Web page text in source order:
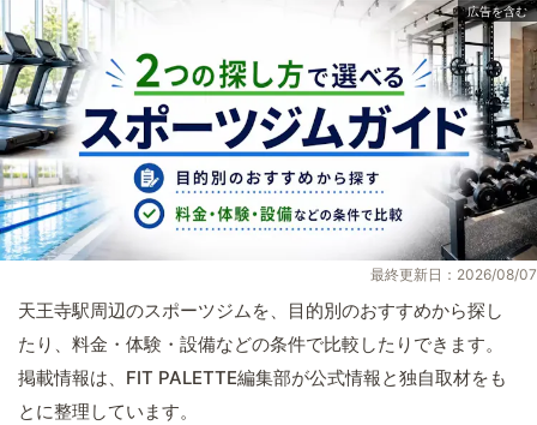
最終更新日：2026/08/07
天王寺駅周辺のスポーツジムを、目的別のおすすめから探し
たり、料金・体験・設備などの条件で比較したりできます。
掲載情報は、FIT PALETTE編集部が公式情報と独自取材をも
とに整理しています。